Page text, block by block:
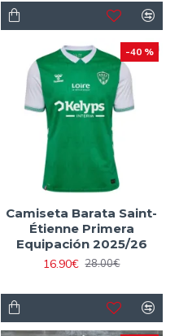
-40 %
Camiseta Barata Saint-
Étienne Primera
Equipación 2025/26
16.90€ 28.00€